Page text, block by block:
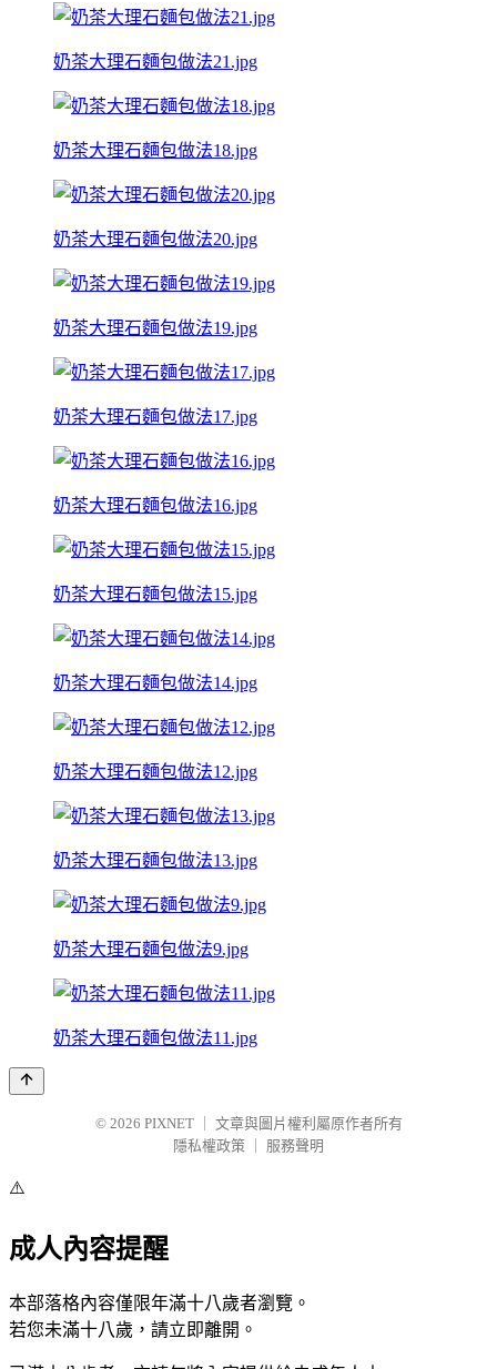
奶茶大理石麵包做法21.jpg
奶茶大理石麵包做法18.jpg
奶茶大理石麵包做法20.jpg
奶茶大理石麵包做法19.jpg
奶茶大理石麵包做法17.jpg
奶茶大理石麵包做法16.jpg
奶茶大理石麵包做法15.jpg
奶茶大理石麵包做法14.jpg
奶茶大理石麵包做法12.jpg
奶茶大理石麵包做法13.jpg
奶茶大理石麵包做法9.jpg
奶茶大理石麵包做法11.jpg
© 2026 PIXNET
文章與圖片權利屬原作者所有
隱私權政策
服務聲明
⚠️
成人內容提醒
本部落格內容僅限年滿十八歲者瀏覽。
若您未滿十八歲，請立即離開。